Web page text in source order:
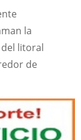
la
litoral
de